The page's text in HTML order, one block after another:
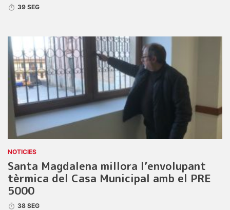
39 SEG
NOTICIES
Santa Magdalena millora l’envolupant
tèrmica del Casa Municipal amb el PRE
5000
38 SEG